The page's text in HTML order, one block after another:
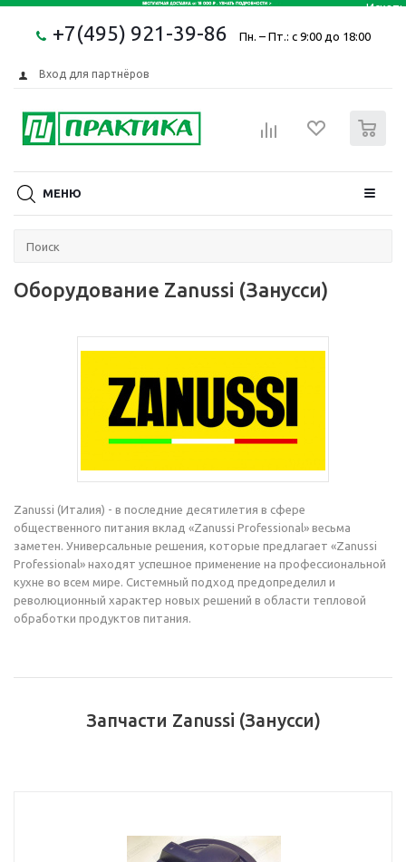
+7(495) 921-39-86 Пн. – Пт.: с 9:00 до 18:00
Вход для партнёров
МЕНЮ
Оборудование Zanussi (Занусси)
Zanussi (Италия) - в последние десятилетия в сфере
общественного питания вклад «Zanussi Professional» весьма
заметен. Универсальные решения, которые предлагает «Zanussi
Professional» находят успешное применение на профессиональной
кухне во всем мире. Системный подход предопределил и
революционный характер новых решений в области тепловой
обработки продуктов питания.
Запчасти Zanussi (Занусси)